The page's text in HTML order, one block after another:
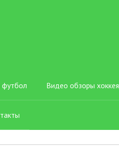
Видео обзоры хоккея